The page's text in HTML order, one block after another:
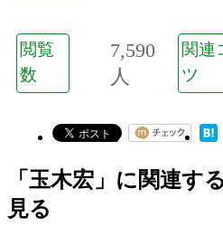
閲覧
数
7,590
人
関連
ツ
「玉木宏」に関連す
見る